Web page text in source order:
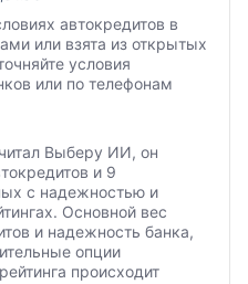
автокредитов в
или взята из открытых
условия
или по телефонам
Выберу ИИ, он
и 9
с надежностью и
Основной вес
и надежность банка,
опции
происходит